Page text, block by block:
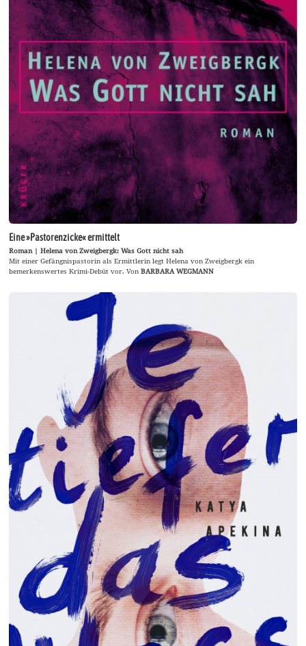
Eine »Pastorenzicke« ermittelt
Roman | Helena von Zweigbergk: Was Gott nicht sah
Mit einer Gefängnispastorin als Ermittlerin legt Helena von Zweigbergk ein
bemerkenswertes Krimi-Debüt vor. VonBARBARA WEGMANN